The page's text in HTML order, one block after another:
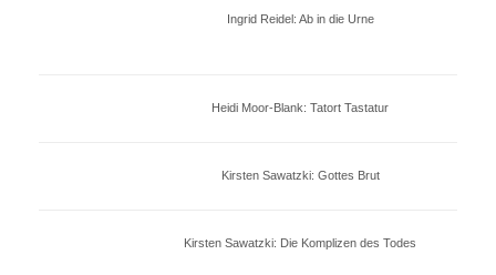
Ingrid Reidel: Ab in die Urne
Heidi Moor-Blank: Tatort Tastatur
Kirsten Sawatzki: Gottes Brut
Kirsten Sawatzki: Die Komplizen des Todes